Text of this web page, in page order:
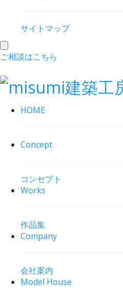
サイトマップ
toggle
navigation
ご相談はこちら
HOME
Concept
コンセプト
Works
作品集
Company
会社案内
Model House